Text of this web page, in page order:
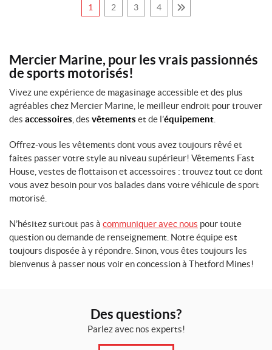
1 2 3 4
Mercier Marine, pour les vrais passionnés
de sports motorisés!
Vivez une expérience de magasinage accessible et des plus
agréables chez Mercier Marine, le meilleur endroit pour trouver
des accessoires , des vêtements et de l’équipement
Offrez-vous les vêtements dont vous avez toujours rêvé et
faites passer votre style au niveau supérieur! Vêtements Fast
House, vestes de flottaison et accessoires : trouvez tout ce dont
vous avez besoin pour vos balades dans votre véhicule de sport
motorisé.
N’hésitez surtout pas à communiquer avec nous pour toute
question ou demande de renseignement. Notre équipe est
toujours disposée à y répondre. Sinon, vous êtes toujours les
bienvenus à passer nous voir en concession à Thetford Mines!
Des questions?
Parlez avec nos experts!